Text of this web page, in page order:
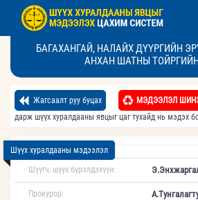
БАГАХАНГАЙ, НАЛАЙХ ДҮҮРГИЙН
АНХАН ШАТНЫ
Жагсаалт руу буцах МЭДЭЭЛЭЛ
дарж шүүх хуралдааны явцыг цаг тухайд нь мэдэх
Шүүх хуралдааны мэдээлэл
Шүүгч, шүүх бүрэлдэхүүн:
Прокурор: